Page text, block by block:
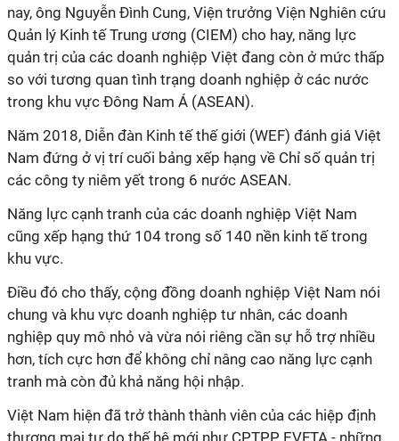
nay, ông Nguyễn Đình Cung, Viện trưởng Viện Nghiên cứu
Quản lý Kinh tế Trung ương (CIEM) cho hay, năng lực
quản trị của các doanh nghiệp Việt đang còn ở mức thấp
so với tương quan tình trạng doanh nghiệp ở các nước
trong khu vực Đông Nam Á (ASEAN).
Năm 2018, Diễn đàn Kinh tế thế giới (WEF) đánh giá Việt
Nam đứng ở vị trí cuối bảng xếp hạng về Chỉ số quản trị
các công ty niêm yết trong 6 nước ASEAN.
Năng lực cạnh tranh của các doanh nghiệp Việt Nam
cũng xếp hạng thứ 104 trong số 140 nền kinh tế trong
khu vực.
Điều đó cho thấy, cộng đồng doanh nghiệp Việt Nam nói
chung và khu vực doanh nghiệp tư nhân, các doanh
nghiệp quy mô nhỏ và vừa nói riêng cần sự hỗ trợ nhiều
hơn, tích cực hơn để không chỉ nâng cao năng lực cạnh
tranh mà còn đủ khả năng hội nhập.
Việt Nam hiện đã trở thành thành viên của các hiệp định
thương mại tự do thế hệ mới như CPTPP, EVFTA - những